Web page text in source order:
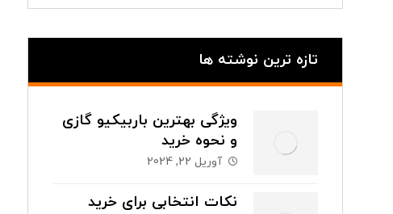
تازه ترین نوشته ها
ویژگی بهترین باربیکیو گازی
و نحوه خرید
آوریل 22, 2024
نکات انتخابی برای خرید